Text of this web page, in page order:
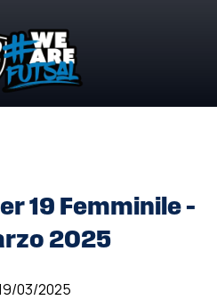
19 Femminile –
2025
03/2025